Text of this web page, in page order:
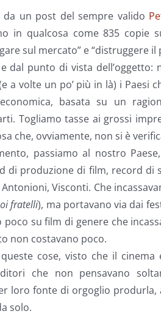
da un post del sempre valido
in qualcosa come 835 copie
sul mercato” e “distruggere il
punto di vista dell’oggetto:
a volte un po’ più in là) i Paesi
basata su un
Togliamo tasse ai grossi
che, ovviamente, non si è
passiamo al nostro
di produzione di film, record
Visconti. Che
fratelli), ma portavano via dai
su film di genere che
non costavano poco.
cose, visto che il
che non pensavano
loro fonte di orgoglio produrla,
solo.